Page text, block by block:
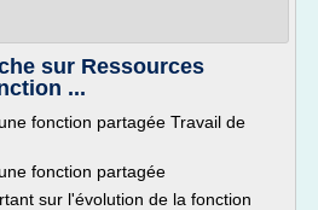
sur Ressources
...
fonction partagée Travail de
fonction partagée
sur l'évolution de la fonction